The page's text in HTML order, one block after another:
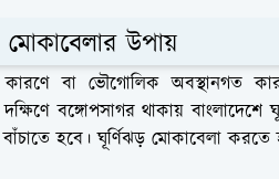
মোকাবেলার উপায়
বা ভৌগোলিক অবস্থানগত
দক্ষিণে বঙ্গোপসাগর থাকায়
হবে। ঘূর্ণিঝড় মোকাবেলা